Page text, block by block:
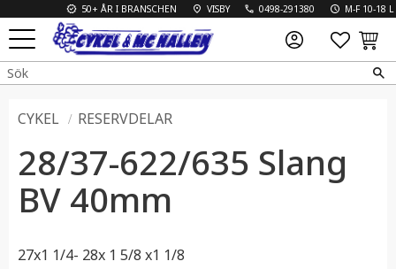
Meny
50+ ÅR I BRANSCHEN VISBY 0498-291380 M-F 10-18 L
CYKEL RESERVDELAR
28/37-622/635 Slang
BV 40mm
27x1 1/4- 28x 1 5/8 x1 1/8